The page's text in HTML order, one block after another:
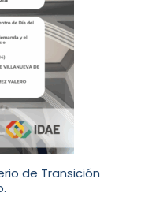
de Transición